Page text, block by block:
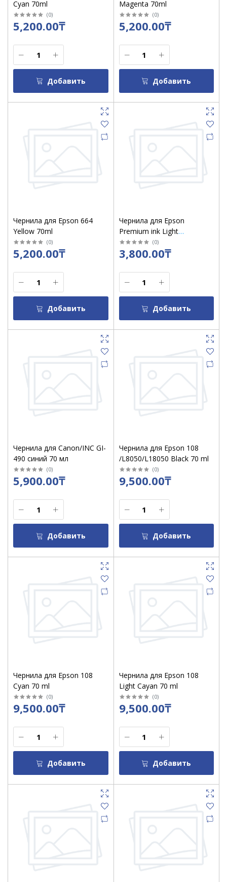
Cyan 70ml
(0)
5,200.00₸
Добавить
Magenta 70ml
(0)
5,200.00₸
Добавить
Чернила для Epson 664
Yellow 70ml
(0)
5,200.00₸
Добавить
Чернила для Epson
Premium ink Light
Magenta1000 ml (розов)
(0)
3,800.00₸
Добавить
Чернила для Canon/INC GI-
490 синий 70 мл
(0)
5,900.00₸
Добавить
Чернила для Epson 108
/L8050/L18050 Black 70 ml
(0)
9,500.00₸
Добавить
Чернила для Epson 108
Cyan 70 ml
(0)
9,500.00₸
Добавить
Чернила для Epson 108
Light Cayan 70 ml
(0)
9,500.00₸
Добавить